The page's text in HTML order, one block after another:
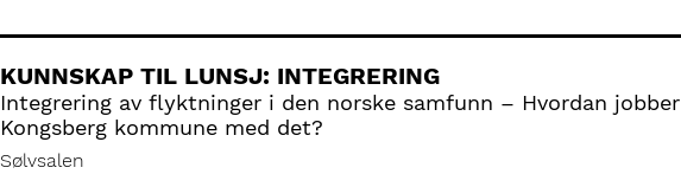
KUNNSKAP TIL LUNSJ: INTEGRERING
Integrering av flyktninger i den norske samfunn – Hvordan jobber
Kongsberg kommune med det?
Sølvsalen